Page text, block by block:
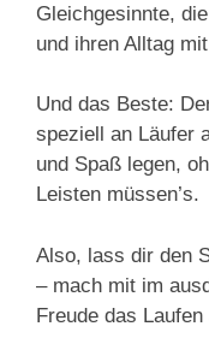
Gleichgesinnte,
und ihren Alltag
Und das Beste:
speziell an Läufer
und Spaß legen,
Leisten müssen’s.
Also, lass dir den
– mach mit im
Freude das